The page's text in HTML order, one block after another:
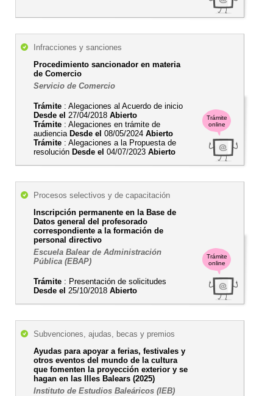
Trámite
online
Infracciones y sanciones
Procedimiento sancionador en materia
de Comercio
Servicio de Comercio
Trámite : Alegaciones al Acuerdo de inicio
Desde el 27/04/2018 Abierto
Trámite : Alegaciones en trámite de
audiencia Desde el 08/05/2024 Abierto
Trámite : Alegaciones a la Propuesta de
resolución Desde el 04/07/2023 Abierto
Trámite
online
Procesos selectivos y de capacitación
Inscripción permanente en la Base de
Datos general del profesorado
correspondiente a la formación de
personal directivo
Escuela Balear de Administración
Pública (EBAP)
Trámite : Presentación de solicitudes
Desde el 25/10/2018 Abierto
Subvenciones, ajudas, becas y premios
Ayudas para apoyar a ferias, festivales y
otros eventos del mundo de la cultura
que fomenten la proyección exterior y se
hagan en las Illes Balears (2025)
Instituto de Estudios Baleáricos (IEB)